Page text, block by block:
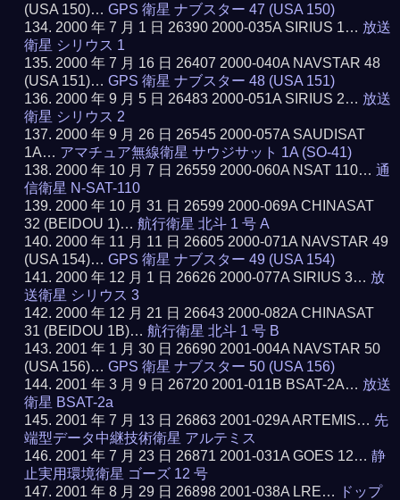
(USA 150)…GPS 衛星 ナブスター 47 (USA 150)
2000 年 7 月 1 日 26390 2000-035A SIRIUS 1… 放送
衛星 シリウス 1
2000 年 7 月 16 日 26407 2000-040A NAVSTAR 48
(USA 151)…GPS 衛星 ナブスター 48 (USA 151)
2000 年 9 月 5 日 26483 2000-051A SIRIUS 2… 放送
衛星 シリウス 2
2000 年 9 月 26 日 26545 2000-057A SAUDISAT
1A… アマチュア無線衛星 サウジサット 1A (SO-41)
2000 年 10 月 7 日 26559 2000-060A NSAT 110…通
信衛星 N-SAT-110
2000 年 10 月 31 日 26599 2000-069A CHINASAT
32 (BEIDOU 1)…航行衛星 北斗 1 号 A
2000 年 11 月 11 日 26605 2000-071A NAVSTAR 49
(USA 154)…GPS 衛星 ナブスター 49 (USA 154)
2000 年 12 月 1 日 26626 2000-077A SIRIUS 3… 放
送衛星 シリウス 3
2000 年 12 月 21 日 26643 2000-082A CHINASAT
31 (BEIDOU 1B)…航行衛星 北斗 1 号 B
2001 年 1 月 30 日 26690 2001-004A NAVSTAR 50
(USA 156)…GPS 衛星 ナブスター 50 (USA 156)
2001 年 3 月 9 日 26720 2001-011B BSAT-2A… 放送
衛星 BSAT-2a
2001 年 7 月 13 日 26863 2001-029A ARTEMIS… 先
端型データ中継技術衛星 アルテミス
2001 年 7 月 23 日 26871 2001-031A GOES 12…静
止実用環境衛星 ゴーズ 12 号
2001 年 8 月 29 日 26898 2001-038A LRE…
ドップ